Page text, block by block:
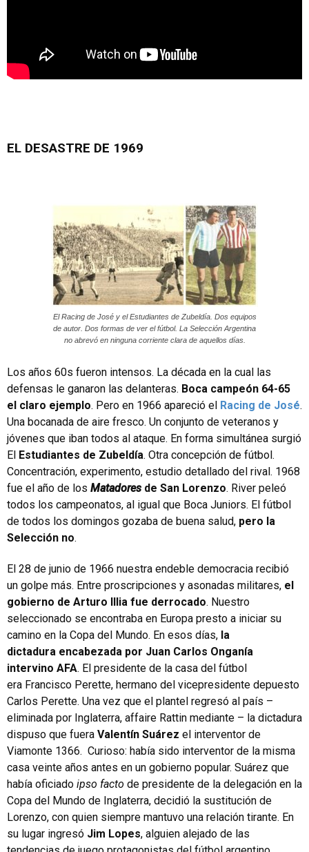
EL DESASTRE DE 1969
El Racing de José y el Estudiantes de Zubeldía. Dos equipos
de autor. Dos formas de ver el fútbol. La Selección Argentina
no abrevó en ninguna corriente clara de aquellos días.
Los años 60s fueron intensos. La década en la cual las
defensas le ganaron las delanteras. Boca campeón 64-65
el claro ejemplo. Pero en 1966 apareció el Racing de José.
Una bocanada de aire fresco. Un conjunto de veteranos y
jóvenes que iban todos al ataque. En forma simultánea surgió
El Estudiantes de Zubeldía. Otra concepción de fútbol.
Concentración, experimento, estudio detallado del rival. 1968
fue el año de los Matadores de San Lorenzo. River peleó
todos los campeonatos, al igual que Boca Juniors. El fútbol
de todos los domingos gozaba de buena salud, pero la
Selección no.
El 28 de junio de 1966 nuestra endeble democracia recibió
un golpe más. Entre proscripciones y asonadas militares, el
gobierno de Arturo Illia fue derrocado. Nuestro
seleccionado se encontraba en Europa presto a iniciar su
camino en la Copa del Mundo. En esos días, la
dictadura encabezada por Juan Carlos Onganía
intervino AFA. El presidente de la casa del fútbol
era Francisco Perette, hermano del vicepresidente depuesto
Carlos Perette. Una vez que el plantel regresó al país –
eliminada por Inglaterra, affaire Rattin mediante – la dictadura
dispuso que fuera Valentín Suárez el interventor de
Viamonte 1366. Curioso: había sido interventor de la misma
casa veinte años antes en un gobierno popular. Suárez que
había oficiado ipso facto de presidente de la delegación en la
Copa del Mundo de Inglaterra, decidió la sustitución de
Lorenzo, con quien siempre mantuvo una relación tirante. En
su lugar ingresó Jim Lopes, alguien alejado de las